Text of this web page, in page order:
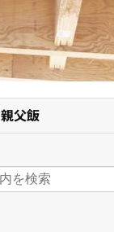
親父飯